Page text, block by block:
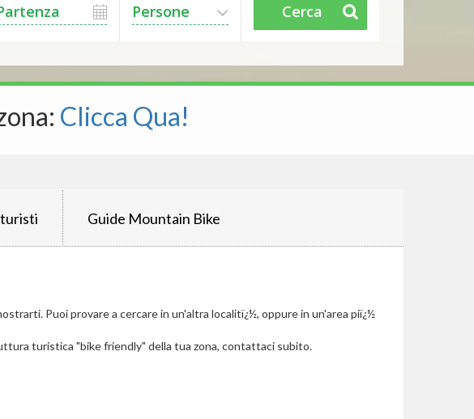
Persone Cerca
Clicca Qua!
Guide Mountain Bike
Puoi provare a cercare in un'altra localitï¿½, oppure in un'area piï¿½
turistica "bike friendly" della tua zona, contattaci subito.